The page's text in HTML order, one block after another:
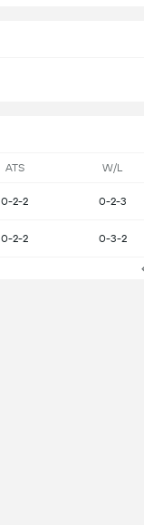
W/L
ATS
0-2-3
0-2-2
0-3-2
0-2-2